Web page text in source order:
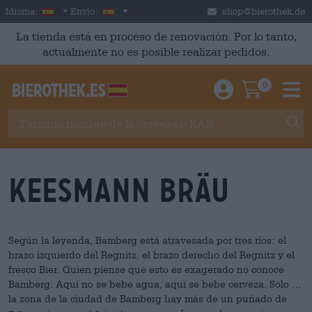
Skip to main content
Idioma: Spanish
Envío: España shop@bierothek.de
La tienda está en proceso de renovación. Por lo tanto,
actualmente no es posible realizar pedidos.
Einloggen /
0
Keesmann Bräu
Según la leyenda, Bamberg está atravesada por tres ríos: el
brazo izquierdo del Regnitz, el brazo derecho del Regnitz y el
fresco Bier. Quien piense que esto es exagerado no conoce
Bamberg. Aquí no se bebe agua, aquí se bebe cerveza. Sólo en
la zona de la ciudad de Bamberg hay más de un puñado de